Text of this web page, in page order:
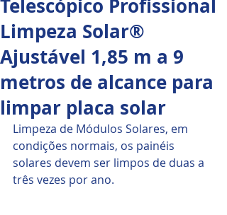
Telescópico Profissional
Limpeza Solar®
Ajustável 1,85 m a 9
metros de alcance para
limpar placa solar
Limpeza de Módulos Solares, em
condições normais, os painéis
solares devem ser limpos de duas a
três vezes por ano.